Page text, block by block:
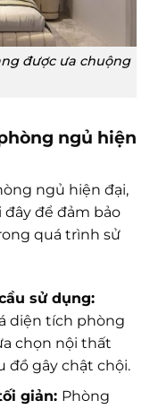
được ưa chuộng
ngủ hiện
ngủ hiện đại,
đây để đảm bảo
quá trình sử
sử dụng:
diện tích phòng
chọn nội thất
đồ gây chật chội.
giản: Phòng